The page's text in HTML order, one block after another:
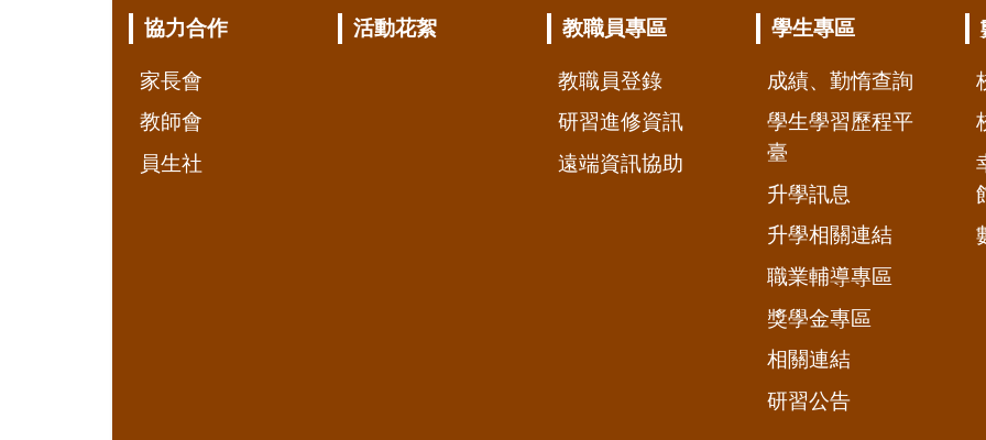
協力合作
家長會
教師會
員生社
活動花絮 教職員專區
教職員登錄
研習進修資訊
遠端資訊協助
學生專區
成績、勤惰查詢
學生學習歷程平
臺
升學訊息
升學相關連結
職業輔導專區
獎學金專區
相關連結
研習公告